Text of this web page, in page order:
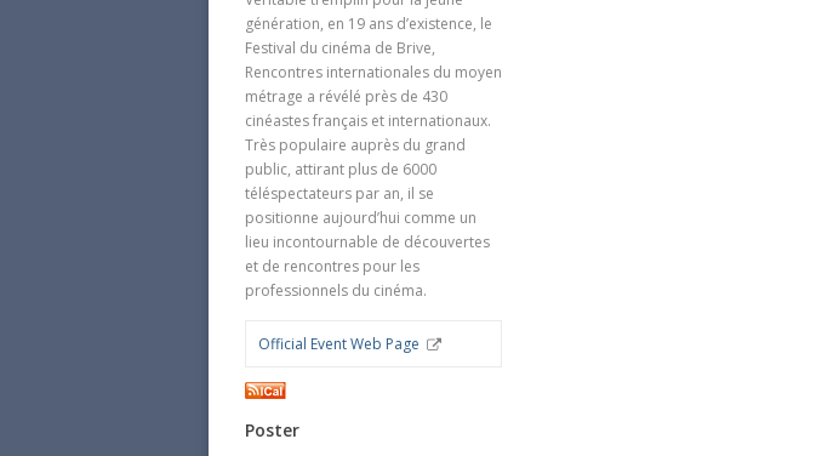
génération, en 19 ans d’existence, le
Festival du cinéma de Brive,
Rencontres internationales du moyen
métrage a révélé près de 430
cinéastes français et internationaux.
Très populaire auprès du grand
public, attirant plus de 6000
téléspectateurs par an, il se
positionne aujourd’hui comme un
lieu incontournable de découvertes
et de rencontres pour les
professionnels du cinéma.
Official Εvent Web Page
Poster